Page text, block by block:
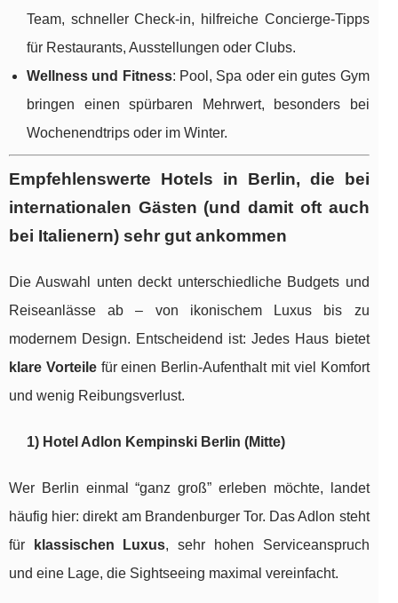
Team, schneller Check-in, hilfreiche Concierge-Tipps
für Restaurants, Ausstellungen oder Clubs.
Wellness und Fitness: Pool, Spa oder ein gutes Gym
bringen einen spürbaren Mehrwert, besonders bei
Wochenendtrips oder im Winter.
Empfehlenswerte Hotels in Berlin, die bei
internationalen Gästen (und damit oft auch
bei Italienern) sehr gut ankommen
Die Auswahl unten deckt unterschiedliche Budgets und
Reiseanlässe ab – von ikonischem Luxus bis zu
modernem Design. Entscheidend ist: Jedes Haus bietet
klare Vorteilefür einen Berlin-Aufenthalt mit viel Komfort
und wenig Reibungsverlust.
1) Hotel Adlon Kempinski Berlin (Mitte)
Wer Berlin einmal “ganz groß” erleben möchte, landet
häufig hier: direkt am Brandenburger Tor. Das Adlon steht
für
klassischen Luxus, sehr hohen Serviceanspruch
und eine Lage, die Sightseeing maximal vereinfacht.